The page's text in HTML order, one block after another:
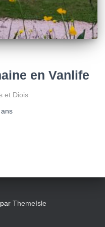
en Vanlife
et Diois
ans
ThemeIsle